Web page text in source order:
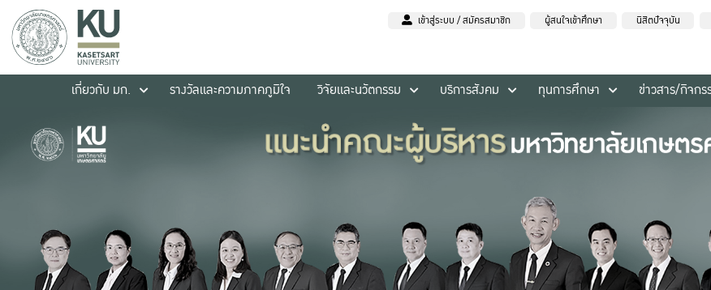
เข้าสู่ระบบ / สมัครสมาชิก ผู้สนใจเข้าศึกษา นิสิตปัจจุบัน
เกี่ยวกับ มก.
รางวัลและความภาคภูมิใจ วิจัยและนวัตกรรม บริการสังคม ทุนการศึกษา ข่าวสาร/กิจกร